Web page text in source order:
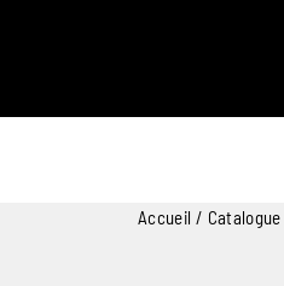
Accueil / Catalogue